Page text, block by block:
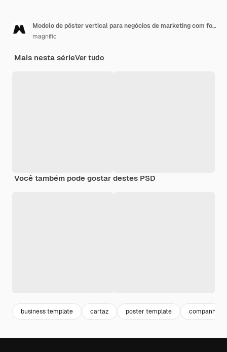
Modelo de pôster vertical para negócios de marketing com formas geométricas
magnific
Mais nesta sérieVer tudo
Você também pode gostar destes PSD
business template cartaz poster template companhia